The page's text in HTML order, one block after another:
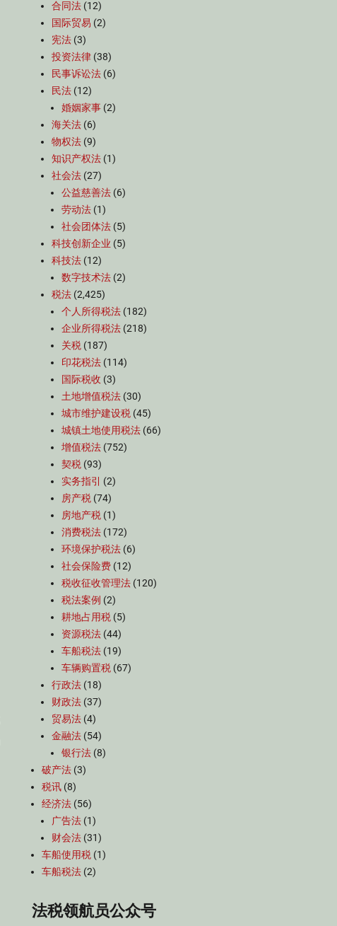
合同法 (12)
国际贸易 (2)
宪法 (3)
投资法律 (38)
民事诉讼法 (6)
民法 (12)
婚姻家事 (2)
海关法 (6)
物权法 (9)
知识产权法 (1)
社会法 (27)
公益慈善法 (6)
劳动法 (1)
社会团体法 (5)
科技创新企业 (5)
科技法 (12)
数字技术法 (2)
税法 (2,425)
个人所得税法 (182)
企业所得税法 (218)
关税 (187)
印花税法 (114)
国际税收 (3)
土地增值税法 (30)
城市维护建设税 (45)
城镇土地使用税法 (66)
增值税法 (752)
契税 (93)
实务指引
(2)
房产税 (74)
房地产税 (1)
消费税法 (172)
环境保护税法 (6)
社会保险费 (12)
税收征收管理法 (120)
税法案例 (2)
耕地占用税 (5)
资源税法 (44)
车船税法 (19)
车辆购置税 (67)
行政法 (18)
财政法 (37)
贸易法 (4)
金融法 (54)
银行法 (8)
破产法 (3)
税讯 (8)
经济法 (56)
广告法 (1)
财会法 (31)
车船使用税 (1)
车船税法 (2)
法税领航员公众号